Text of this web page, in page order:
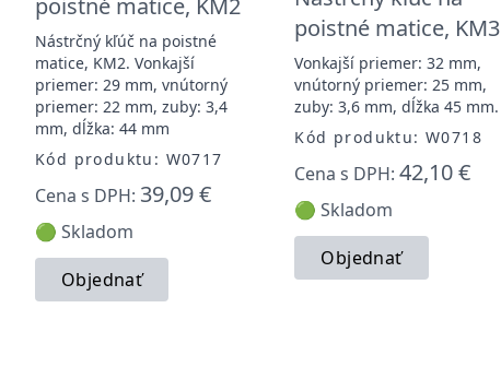
Nástrčný kľúč na poistné
matice, KM2. Vonkajší
priemer: 29 mm, vnútorný
priemer: 22 mm, zuby: 3,4
mm, dĺžka: 44 mm
Kód produktu: W0717
Cena s DPH: 39,09 €
🟢 Skladom
Objednať
poistné matice, KM3
Vonkajší priemer: 32 mm,
vnútorný priemer: 25 mm,
zuby: 3,6 mm, dĺžka 45 mm.
Kód produktu: W0718
Cena s DPH:42,10 €
🟢 Skladom
Objednať